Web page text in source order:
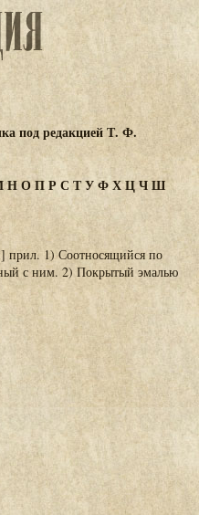
под редакцией Т. Ф.
НОПР С ТУФХЦЧШ
прил. 1) Соотносящийся по
с ним. 2) Покрытый эмалью